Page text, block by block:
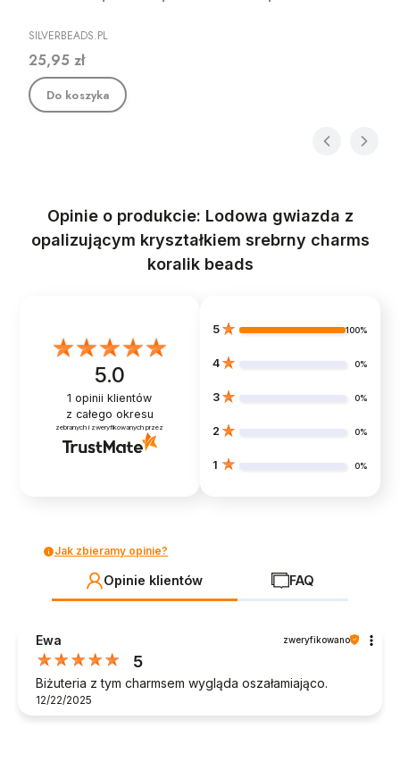
PRODUCENT
SILVERBEADS.PL
Cena
25,95 zł
Do koszyka
Opinie o produkcie: Lodowa gwiazda z
opalizującym kryształkiem srebrny charms
koralik beads
5.0
1 opinii klientów
z całego okresu
zebranych i zweryfikowanych przez
5 100%
4 0%
3 0%
2 0%
1 0%
Jak zbieramy opinie?
Opinie klientów FAQ
Ewa zweryfikowano
5
Biżuteria z tym charmsem wygląda oszałamiająco.
12/22/2025